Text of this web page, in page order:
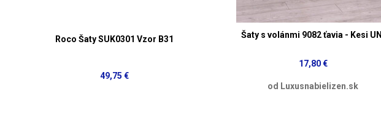
Roco Šaty SUK0301 Vzor B31
49,75 €
Šaty s volánmi 9082 ťavia - Kesi UNI
17,80 €
od Luxusnabielizen.sk